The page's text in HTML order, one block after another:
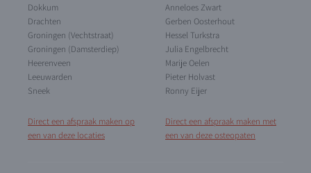
Dokkum
Drachten
Groningen (Vechtstraat)
Groningen (Damsterdiep)
Heerenveen
Leeuwarden
Sneek
Direct een afspraak maken op
een van deze locaties
Anneloes Zwart
Gerben Oosterhout
Hessel Turkstra
Julia Engelbrecht
Marije Oelen
Pieter Holvast
Ronny Eijer
Direct een afspraak maken met
een van deze osteopaten